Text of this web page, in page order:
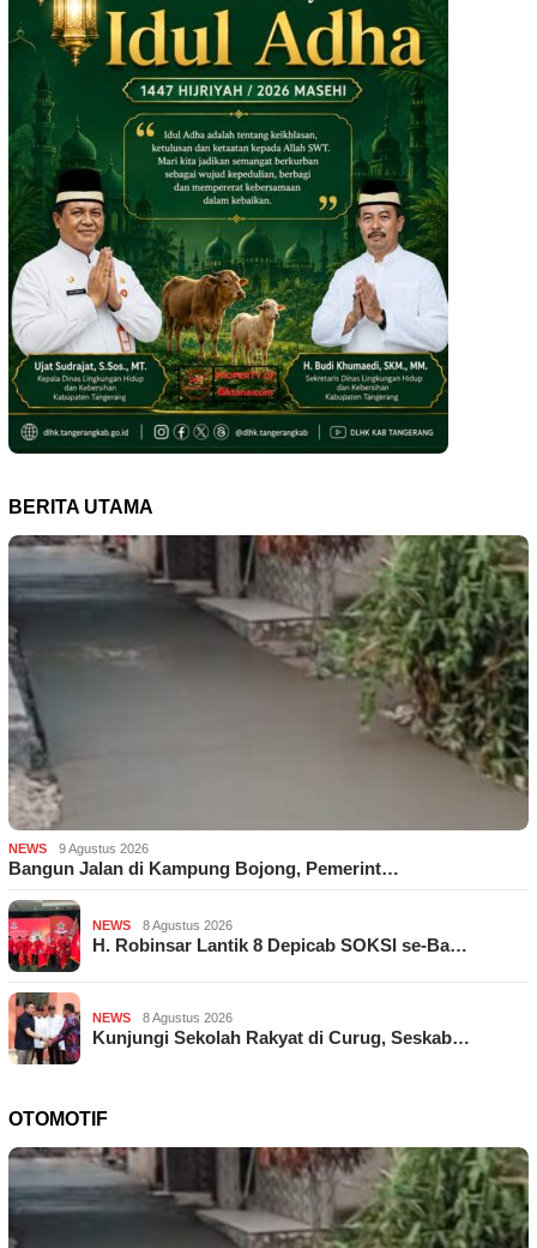
BERITA UTAMA
NEWS 9 Agustus 2026
Bangun Jalan di Kampung Bojong, Pemerint…
NEWS 8 Agustus 2026
H. Robinsar Lantik 8 Depicab SOKSI se-Ba…
NEWS 8 Agustus 2026
Kunjungi Sekolah Rakyat di Curug, Seskab…
OTOMOTIF